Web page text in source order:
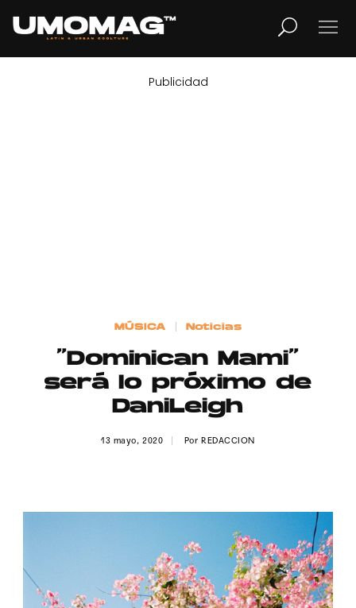
LIFESTYLE
Publicidad
Contacto
Publicidad
MÚSICA Noticias
“Dominican Mami”
será lo próximo de
DaniLeigh
13 mayo, 2020 Por REDACCION